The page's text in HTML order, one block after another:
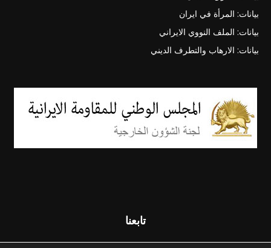
بيانات: المرأة في ايران
بيانات: الملف النووي الايراني
بيانات: الارهاب والتطرف الديني
تابعنا